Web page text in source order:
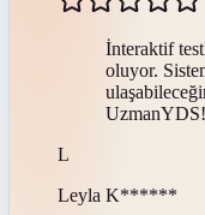
İnteraktif
oluyor.
UzmanYDS!
L
Leyla K******